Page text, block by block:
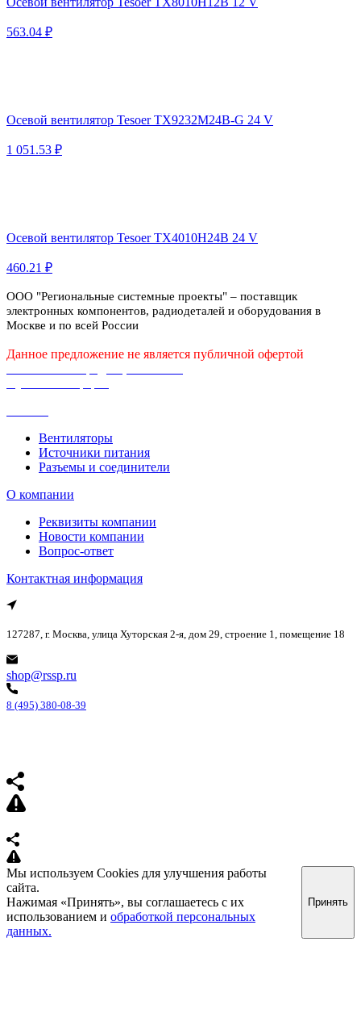
563.04 ₽
Осевой вентилятор Tesoer TX9232M24B-G 24 V
1 051.53 ₽
Осевой вентилятор Tesoer TX4010H24B 24 V
460.21 ₽
ООО "Региональные системные проекты" – поставщик
электронных компонентов, радиодеталей и оборудования в
Москве и по всей России
Данное предложение не является публичной офертой
Вентиляторы
Источники питания
Разъемы и соединители
О компании
Реквизиты компании
Новости компании
Вопрос-ответ
Контактная информация
127287, г. Москва, улица Хуторская 2-я, дом 29, строение 1, помещение 18
shop@rssp.ru
8 (495) 380-08-39
Мы используем Cookies для улучшения работы
сайта.
Нажимая «Принять», вы соглашаетесь с их
использованием и обработкой персональных
данных.
Принять